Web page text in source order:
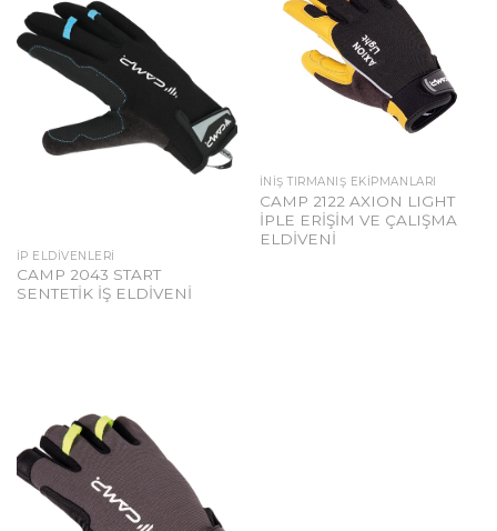
İP ELDIVENLERI
CAMP 2043 START
SENTETİK İŞ ELDİVENİ
İNIŞ TIRMANIŞ EKIPMANLARI
CAMP 2122 AXION LIGHT
İPLE ERİŞİM VE ÇALIŞMA
ELDİVENİ